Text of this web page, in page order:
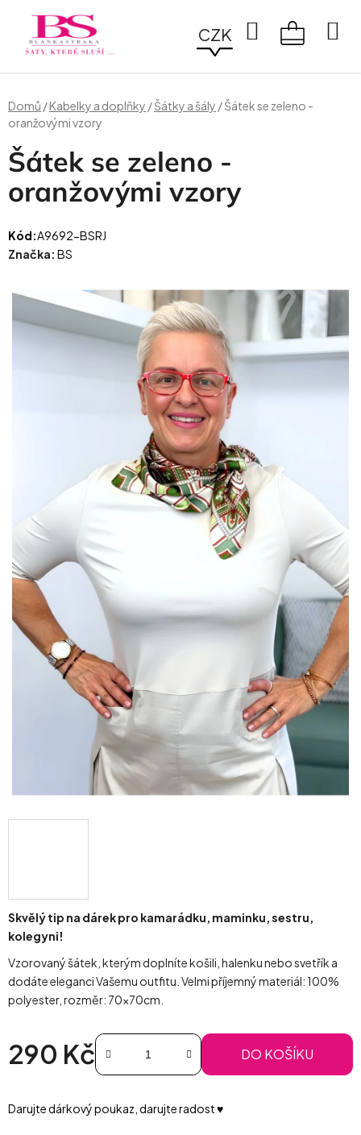
obsah
CZK
Hledat
Domů /Kabelky a doplňky /Šátky a šály /Šátek se zeleno -
oranžovými vzory
Skvělý tip na dárek pro kamarádku, maminku, sestru,
kolegyni!
Vzorovaný šátek, kterým doplníte košili, halenku nebo svetřík a
dodáte eleganci Vašemu outfitu. Velmi příjemný materiál: 100%
polyester, rozměr: 70x70cm.
290 Kč DO KOŠÍKU
Darujte dárkový poukaz, darujte radost ♥️
Šátek se zeleno -
oranžovými vzory
Kód:A9692-BSRJ
Značka: BS